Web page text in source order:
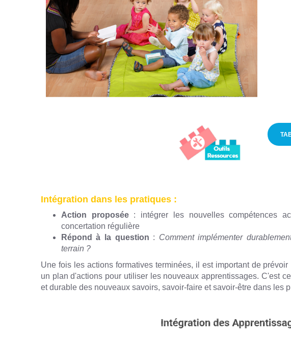
Intégration dans les pratiques :
Action proposée : intégrer les nouvelles compétences
concertation régulière
Répond à la question : Comment implémenter
terrain ?
Une fois les actions formatives terminées, il est important de
un plan d'actions pour utiliser les nouveaux apprentissages. C'est
et durable des nouveaux savoirs, savoir-faire et savoir-être dans les